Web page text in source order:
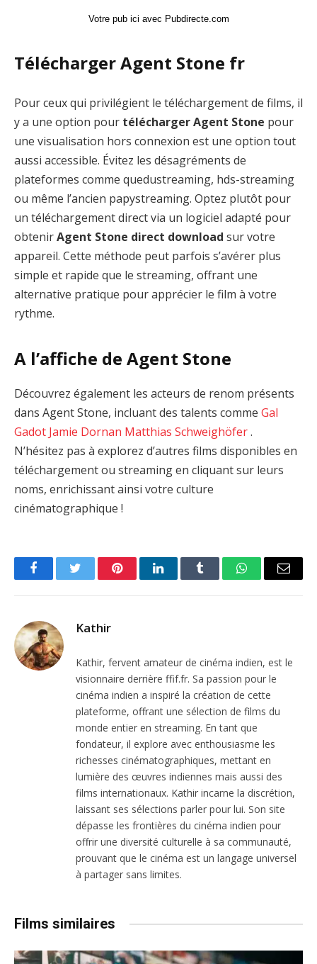
Votre pub ici avec Pubdirecte.com
Télécharger Agent Stone fr
Pour ceux qui privilégient le téléchargement de films, il
y a une option pour télécharger Agent Stone pour
une visualisation hors connexion est une option tout
aussi accessible. Évitez les désagréments de
plateformes comme quedustreaming, hds-streaming
ou même l’ancien papystreaming. Optez plutôt pour
un téléchargement direct via un logiciel adapté pour
obtenirAgent Stone direct download sur votre
appareil. Cette méthode peut parfois s’avérer plus
simple et rapide que le streaming, offrant une
alternative pratique pour apprécier le film à votre
rythme.
A l’affiche de Agent Stone
Découvrez également les acteurs de renom présents
dans Agent Stone, incluant des talents comme Gal
Gadot Jamie Dornan Matthias Schweighöfer.
N’hésitez pas à explorez d’autres films disponibles en
téléchargement ou streaming en cliquant sur leurs
noms, enrichissant ainsi votre culture
cinématographique !
FacebookTwitter PinterestLinkedInTumblr WhatsAppEmail
Kathir
Kathir, fervent amateur de cinéma indien, est le
visionnaire derrière ffif.fr. Sa passion pour le
cinéma indien a inspiré la création de cette
plateforme, offrant une sélection de films du
monde entier en streaming. En tant que
fondateur, il explore avec enthousiasme les
richesses cinématographiques, mettant en
lumière des œuvres indiennes mais aussi des
films internationaux. Kathir incarne la discrétion,
laissant ses sélections parler pour lui. Son site
dépasse les frontières du cinéma indien pour
offrir une diversité culturelle à sa communauté,
prouvant que le cinéma est un langage universel
à partager sans limites.
Films similaires